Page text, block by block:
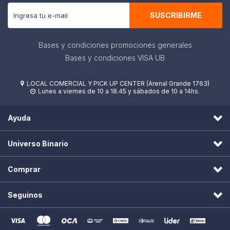
SUSCRIBIRME
Bases y condiciones promociones generales
Bases y condiciones VISA UB
 LOCAL COMERCIAL Y PICK UP CENTER (Arenal Grande 1763)
 Lunes a viernes de 10 a 18.45 y sábados de 10 a 14hs.
Ayuda
Universo Binario
Comprar
Seguinos